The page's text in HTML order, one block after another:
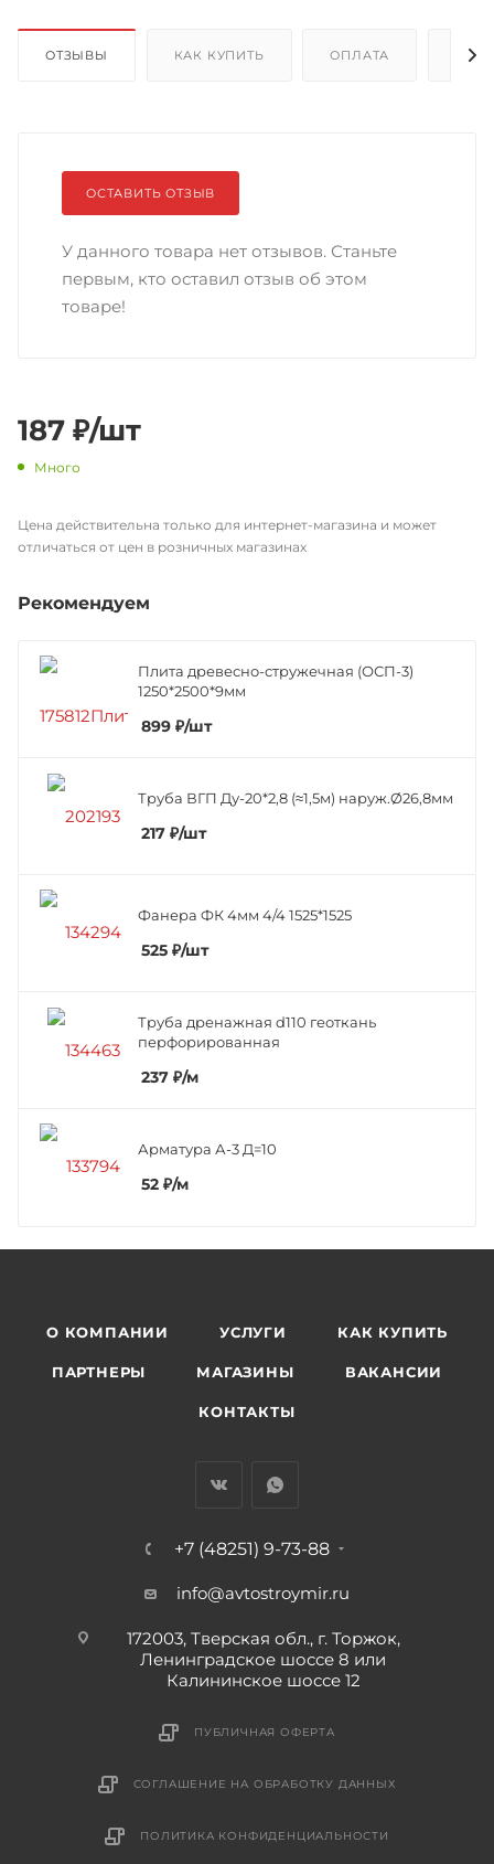
ОТЗЫВЫ КАК КУПИТЬ ОПЛАТА
ОСТАВИТЬ ОТЗЫВ
У данного товара нет отзывов. Станьте
первым, кто оставил отзыв об этом
товаре!
187 ₽/шт
Много
Цена действительна только для интернет-магазина и может
отличаться от цен в розничных магазинах
Рекомендуем
Плита древесно-стружечная (ОСП-3)
1250*2500*9мм
899 ₽/шт
Труба ВГП Ду-20*2,8 (≈1,5м) наруж.Ø26,8мм
217 ₽/шт
Фанера ФК 4мм 4/4 1525*1525
525 ₽/шт
Труба дренажная d110 геоткань
перфорированная
237 ₽/м
Арматура А-3 Д=10
52 ₽/м
О КОМПАНИИ УСЛУГИ КАК КУПИТЬ
ПАРТНЕРЫ МАГАЗИНЫ ВАКАНСИИ
КОНТАКТЫ
+7 (48251) 9-73-88
info@avtostroymir.ru
172003, Тверская обл., г. Торжок,
Ленинградское шоссе 8 или
Калининское шоссе 12
ПУБЛИЧНАЯ ОФЕРТА
СОГЛАШЕНИЕ НА ОБРАБОТКУ ДАННЫХ
ПОЛИТИКА КОНФИДЕНЦИАЛЬНОСТИ